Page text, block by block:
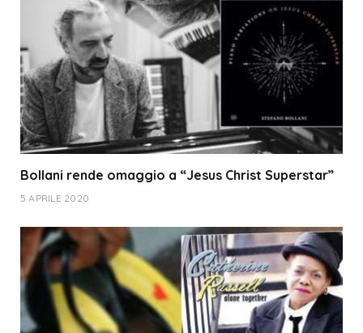
Bollani rende omaggio a “Jesus Christ Superstar”
5 APRILE 2020